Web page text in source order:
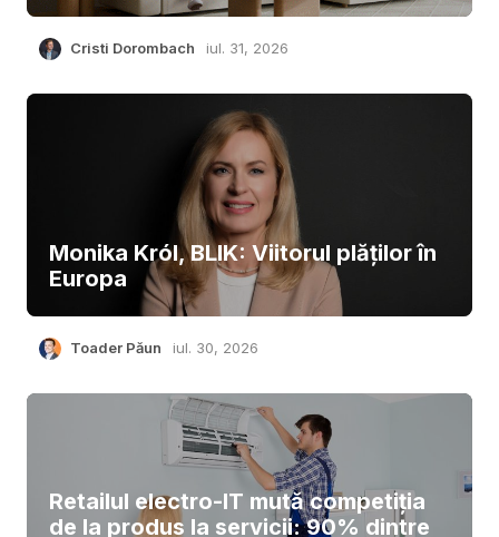
Cristi Dorombach iul. 31, 2026
Monika Król, BLIK: Viitorul plăților în
Europa
Toader Păun iul. 30, 2026
Retailul electro-IT mută competiția
de la produs la servicii: 90% dintre